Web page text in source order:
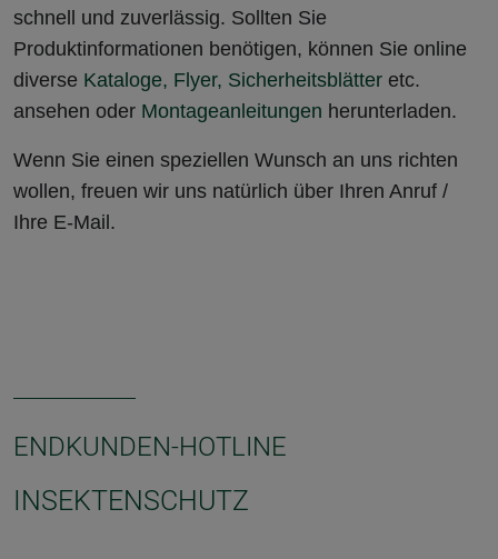
schnell und zuverlässig. Sollten Sie
Produktinformationen benötigen, können Sie online
diverse Kataloge, Flyer, Sicherheitsblätter etc.
ansehen oder Montageanleitungen herunterladen.
Wenn Sie einen speziellen Wunsch an uns richten
wollen, freuen wir uns natürlich über Ihren Anruf /
Ihre E-Mail.
ENDKUNDEN-HOTLINE
INSEKTENSCHUTZ